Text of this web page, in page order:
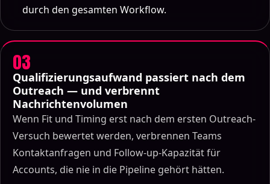
durch den gesamten Workflow.
03
Qualifizierungsaufwand passiert nach dem
Outreach — und verbrennt
Nachrichtenvolumen
Wenn Fit und Timing erst nach dem ersten Outreach-
Versuch bewertet werden, verbrennen Teams
Kontaktanfragen und Follow-up-Kapazität für
Accounts, die nie in die Pipeline gehört hätten.